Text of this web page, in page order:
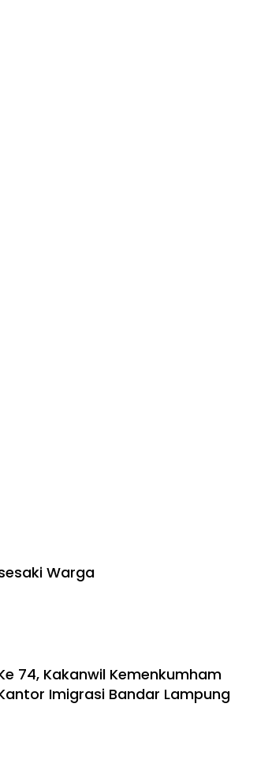
Warga
74, Kakanwil Kemenkumham
Imigrasi Bandar Lampung